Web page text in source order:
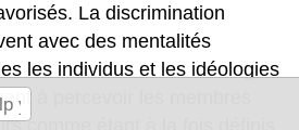
La discrimination
avec des mentalités
les individus et les idéologies
à percevoir les membres
comme étant à la fois définis